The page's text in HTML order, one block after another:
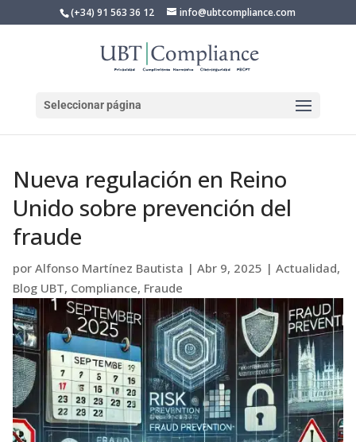
(+34) 91 563 36 12 info@ubtcompliance.com
Seleccionar página
Nueva regulación en Reino
Unido sobre prevención del
fraude
por Alfonso Martínez Bautista | Abr 9, 2025 | Actualidad,
Blog UBT, Compliance, Fraude